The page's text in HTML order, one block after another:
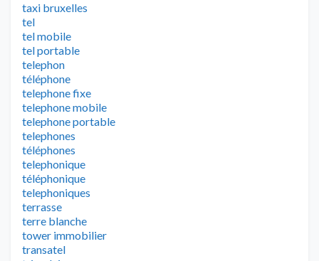
taxi bruxelles
tel
tel mobile
tel portable
telephon
téléphone
telephone fixe
telephone mobile
telephone portable
telephones
téléphones
telephonique
téléphonique
telephoniques
terrasse
terre blanche
tower immobilier
transatel